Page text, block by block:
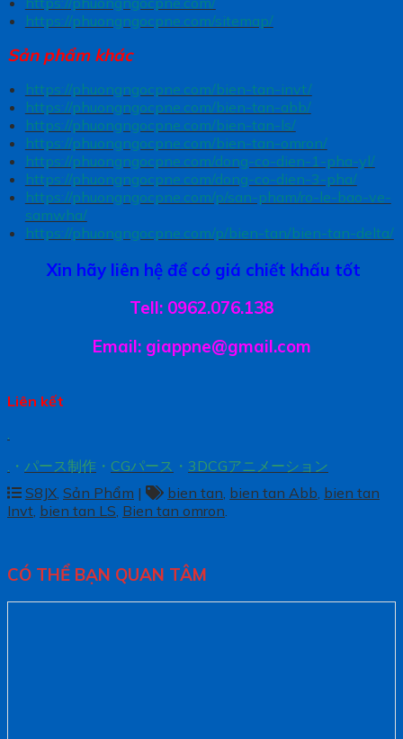
https://phuongngocpne.com/sitemap/
Sản phẩm khác
https://phuongngocpne.com/bien-tan-invt/
https://phuongngocpne.com/bien-tan-abb/
https://phuongngocpne.com/bien-tan-ls/
https://phuongngocpne.com/bien-tan-omron/
https://phuongngocpne.com/dong-co-dien-1-pha-yl/
https://phuongngocpne.com/dong-co-dien-3-pha/
https://phuongngocpne.com/p/san-pham/ro-le-bao-ve-
samwha/
https://phuongngocpne.com/p/bien-tan/bien-tan-delta/
Xin hãy liên hệ để có giá chiết khấu tốt
Tell: 0962.076.138
Email: giappne@gmail.com
Liên kết
・ パース制作 ・ CGパース ・ 3DCGアニメーション
S8JX Sản Phẩm | bien tan bien tan Abb bien tan
Invt bien tan LS Bien tan omron
CÓ THỂ BẠN QUAN TÂM